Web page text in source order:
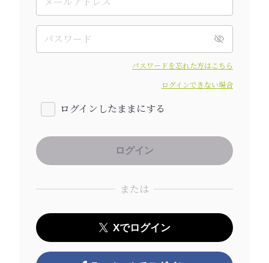
パスワードを忘れた方はこちら
ログインできない場合
ログインしたままにする
または
Xでログイン